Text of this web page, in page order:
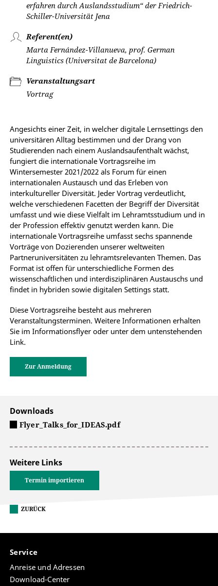
erfahren durch Auslandsstudium“ der Friedrich-
Schiller-Universität Jena
Referent(en)
Marta Fernández-Villanueva, prof. German
Linguistics (Universitat de Barcelona)
Veranstaltungsart
Vortrag
Angesichts einer Zeit, in welcher digitale Lernsettings den
universitären Alltag bestimmen und der Drang von
Studierenden nach einem Auslandsaufenthalt wächst,
fungiert die internationale Vortragsreihe im
Wintersemester 2021/2022 als Forum für einen
internationalen Austausch und das Erleben von
interkultureller Diversität. Jeder Vortrag verdeutlicht,
welche verschiedenen Facetten der Begriff der Diversität
umfasst und wie diese Vielfalt im Lehramtsstudium und in
der Profession effektiv genutzt werden kann. Die
internationale Vortragsreihe umfasst sechs spannende
Vorträge von Dozierenden unserer weltweiten
Partneruniversitäten zu lehramtsrelevanten Themen. Das
Format ist offen für unterschiedliche Formen des
wissenschaftlichen und interdisziplinären Austauschs und
findet in hybriden sowie digitalen Settings statt.
Diese Vortragsreihe besteht aus mehreren
Veranstaltungsterminen. Weitere Informationen erhalten
Sie im Informationsflyer oder unter dem untenstehenden
Link.
Zur Anmeldung
Downloads
Flyer_Talks_for_IDEAS.pdf
Weitere Links
Termin importieren
ZURÜCK
Service
Anreise und Adressen
Download-Center